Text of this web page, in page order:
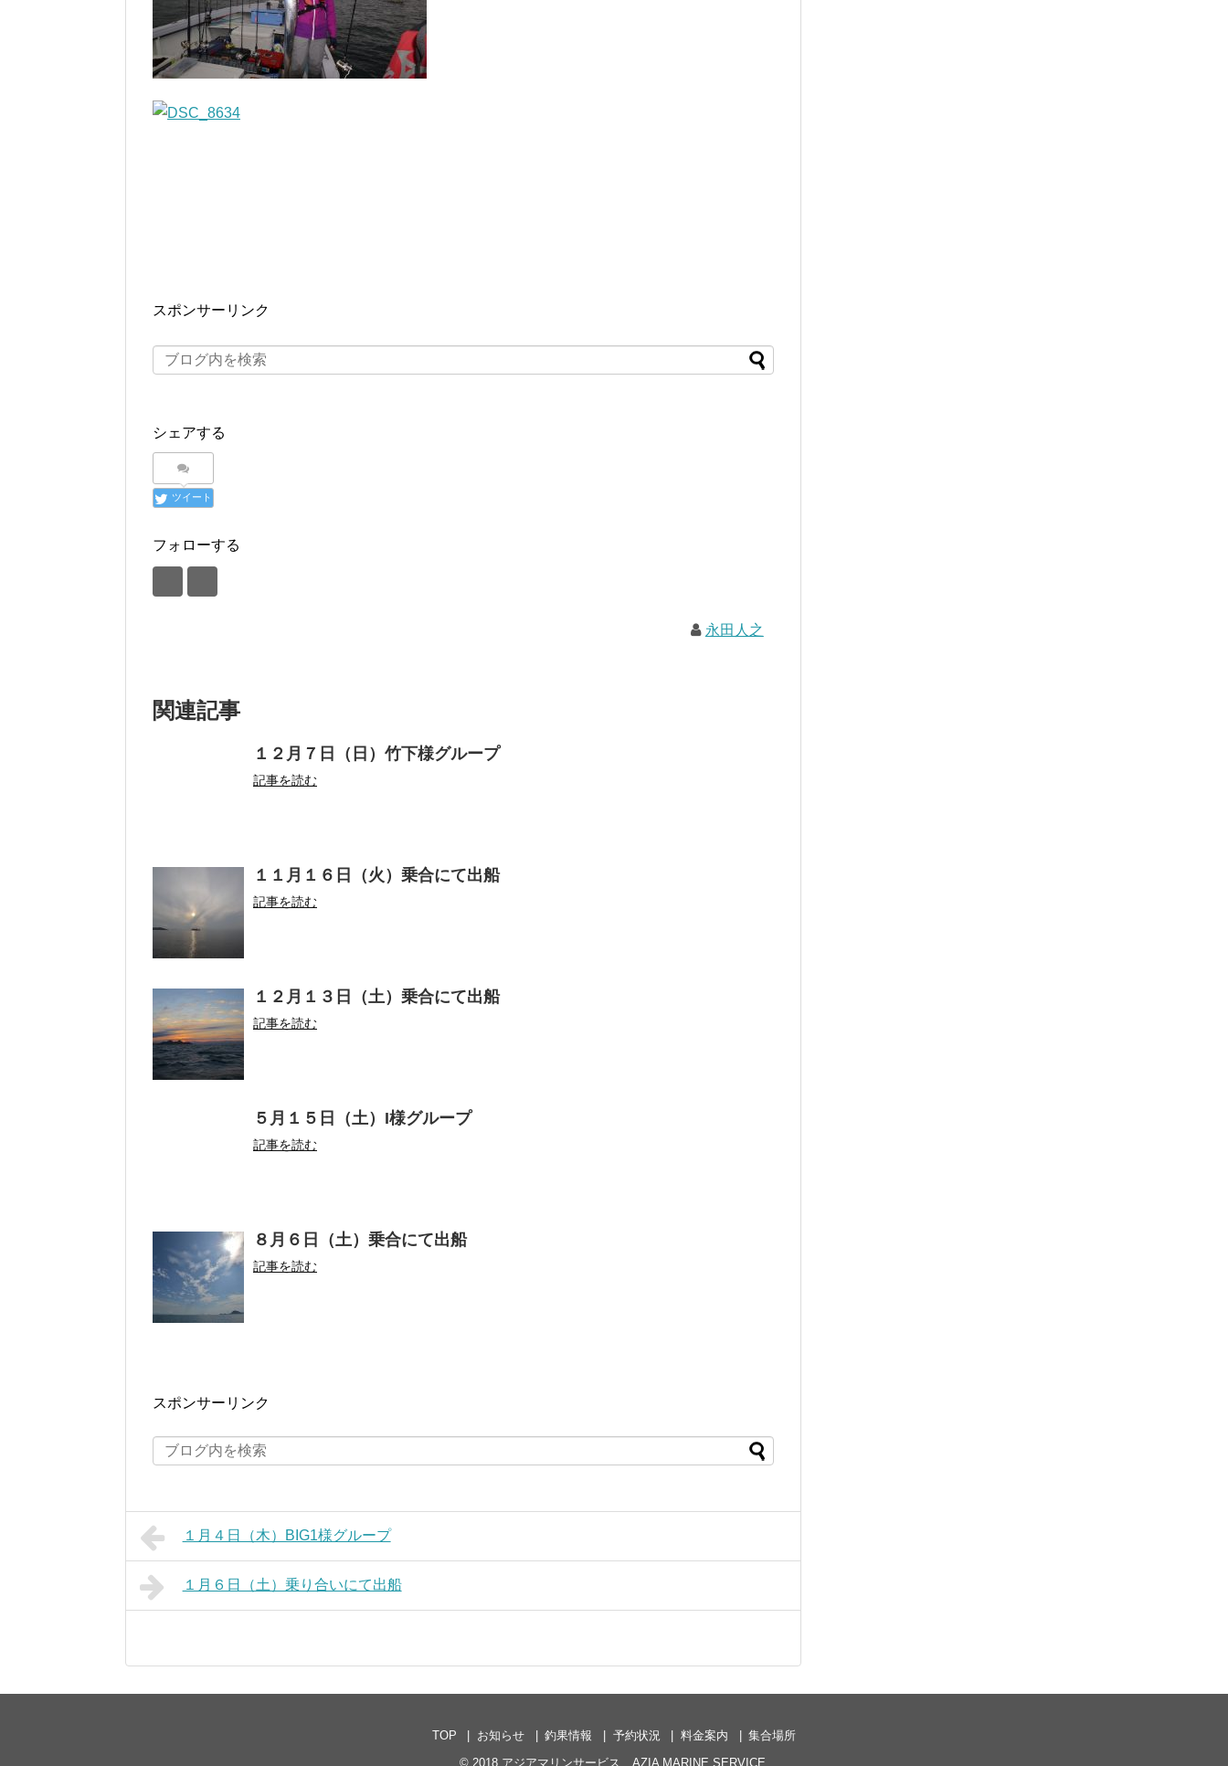
スポンサーリンク
シェアする
ツイート
フォローする
永田人之
関連記事
１２月７日（日）竹下様グループ
記事を読む
１１月１６日（火）乗合にて出船
記事を読む
１２月１３日（土）乗合にて出船
記事を読む
５月１５日（土）I様グループ
記事を読む
８月６日（土）乗合にて出船
記事を読む
スポンサーリンク
１月４日（木）BIG1様グループ
１月６日（土）乗り合いにて出船
TOP お知らせ 釣果情報 予約状況 料金案内
集合場所
© 2018 アジアマリンサービス AZIA MARINE SERVICE